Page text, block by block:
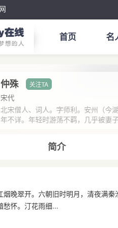
首页 名
仲殊
宋代
北宋僧人、词人。字师利。安州（今
年不详。年轻时游荡不羁，几乎被妻
简介
晚翠开。六朝旧时明月，清夜满秦
愁怀。汀花雨细...